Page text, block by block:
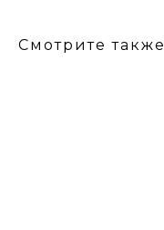
Смотрите также